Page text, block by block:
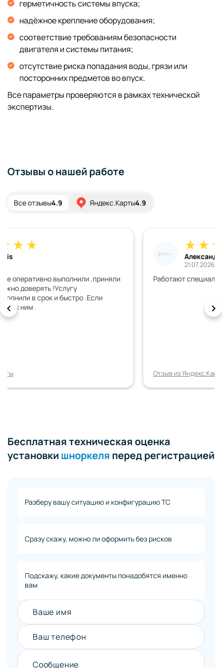
герметичность системы впуска;
надёжное крепление оборудования;
соответствие требованиям безопасности
двигателя и системы питания;
отсутствие риска попадания воды, грязи или
посторонних предметов во впуск.
Все параметры проверяются в рамках технической
экспертизы.
Отзывы о нашей работе
Все отзывы4.9 Яндекс.Карты4.9
Работают специалисты, хороший сервис )
Бесплатная техническая оценка
установки шноркеля перед регистрацией
Разберу вашу ситуацию и конфигурацию ТС
Сразу скажу, можно ли оформить без рисков
Подскажу, какие документы понадобятся именно
вам
Ваше имя
Ваш телефон
Сообщение